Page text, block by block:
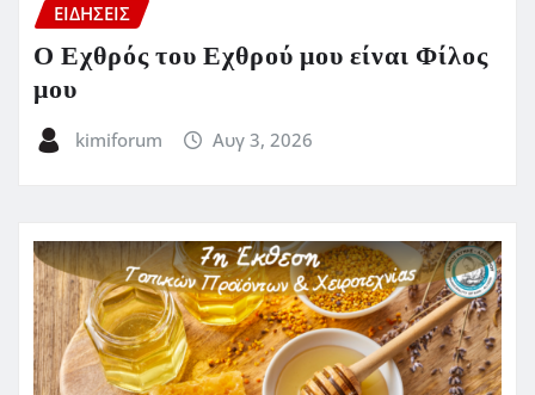
ΕΙΔΗΣΕΙΣ
Ο Εχθρός του Εχθρού μου είναι Φίλος
μου
kimiforum Αυγ 3, 2026